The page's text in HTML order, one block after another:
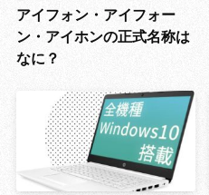
アイフォン・アイフォー
ン・アイホンの正式名称は
なに？